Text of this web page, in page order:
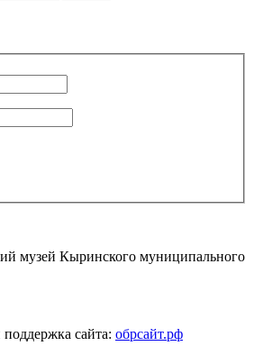
музей Кыринского муниципального
поддержка сайта: обрсайт.рф